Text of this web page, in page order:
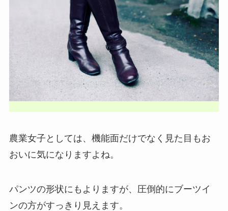
農業女子としては、機能面だけでなく見た目もお
おいに気になりますよね。
パンツの形状にもよりますが、圧倒的にブーツイ
ンの方がすっきり見えます。